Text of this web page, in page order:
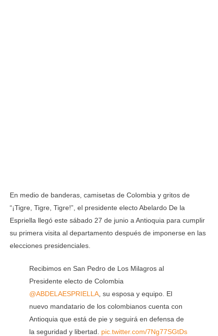
En medio de banderas, camisetas de Colombia y gritos de
“¡Tigre, Tigre, Tigre!”, el presidente electo Abelardo De la
Espriella llegó este sábado 27 de junio a Antioquia para cumplir
su primera visita al departamento después de imponerse en las
elecciones presidenciales.
Recibimos en San Pedro de Los Milagros al
Presidente electo de Colombia
@ABDELAESPRIELLA , su esposa y equipo. El
nuevo mandatario de los colombianos cuenta con
Antioquia que está de pie y seguirá en defensa de
la seguridad y libertad. pic.twitter.com/7Ng77SGtDs